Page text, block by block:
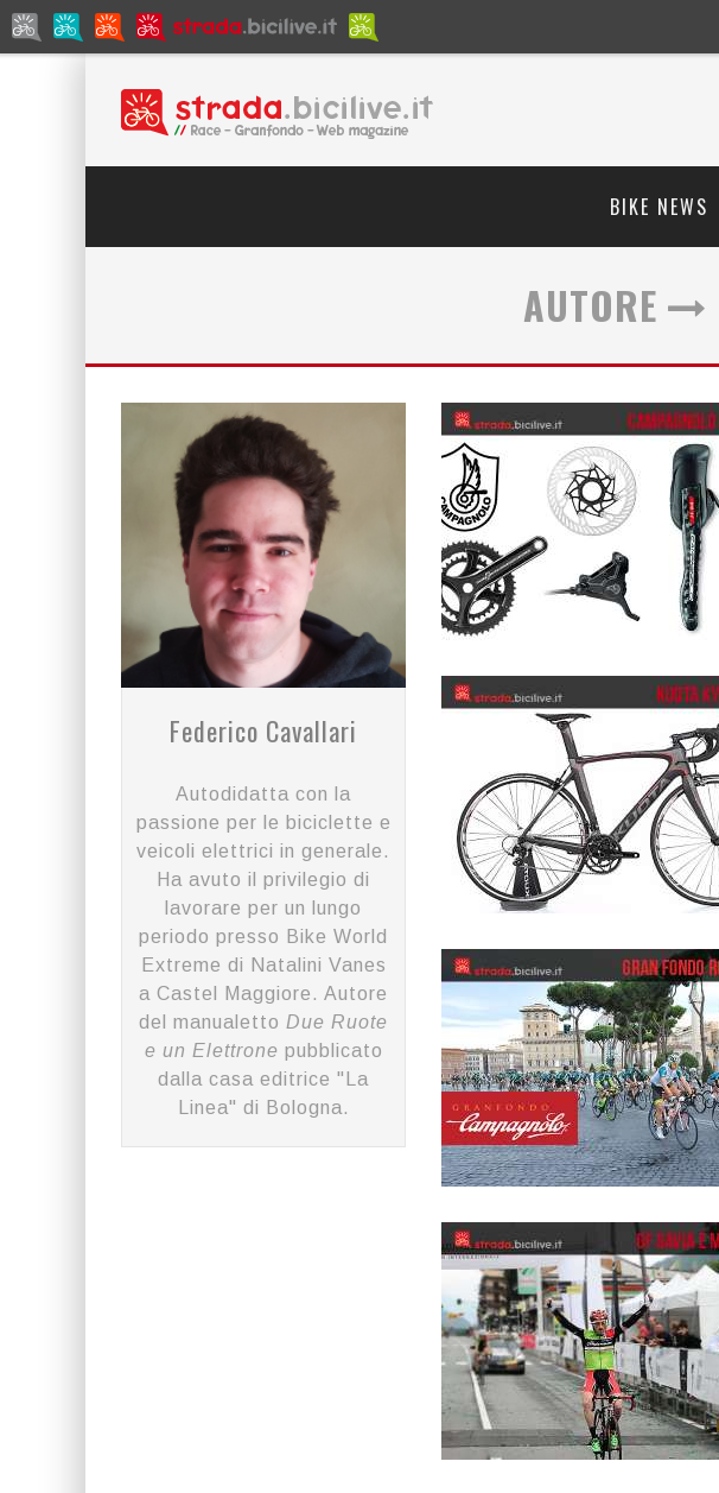
BIKE NEWS
AUTORE
Federico Cavallari
Autodidatta con la
passione per le biciclette e
veicoli elettrici in generale.
Ha avuto il privilegio di
lavorare per un lungo
periodo presso Bike World
Extreme di Natalini Vanes
a Castel Maggiore. Autore
del manualetto Due Ruote
e un Elettrone pubblicato
dalla casa editrice "La
Linea" di Bologna.